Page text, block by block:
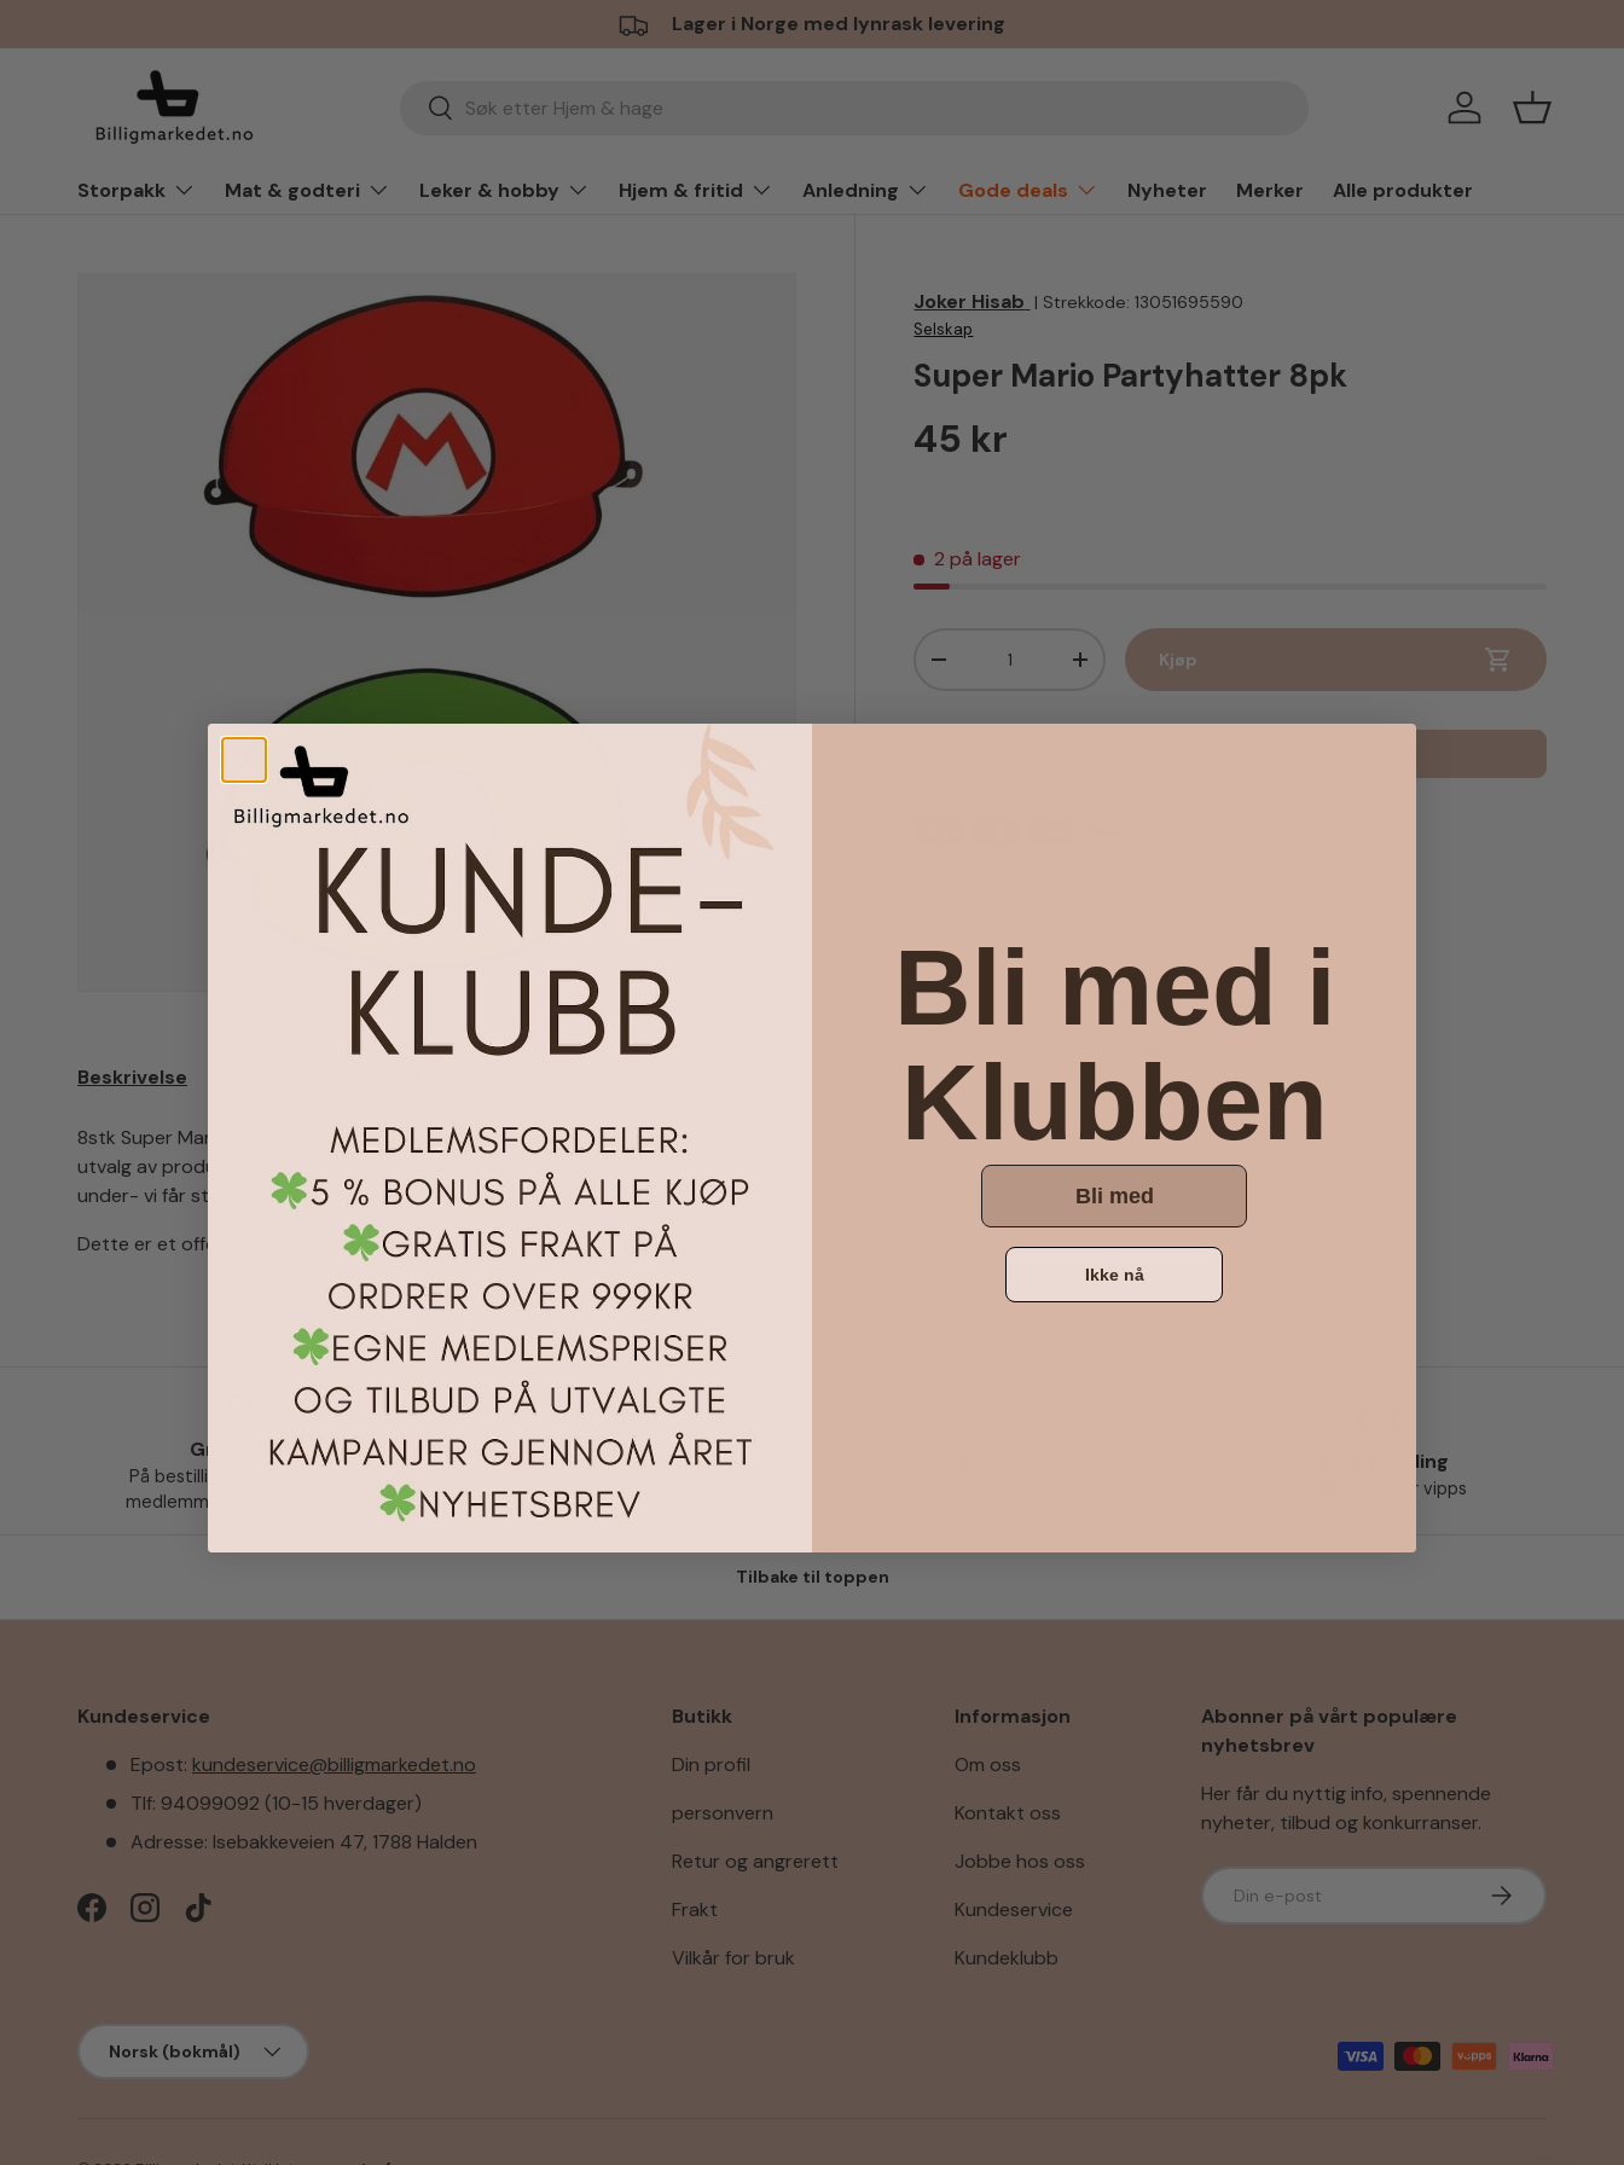
Hopp til innhold
Lager i Norge med lynrask levering
Søk Logg inn
Storpakk Mat & godteri Leker & hobby Hjem & fritid Anledning Gode deals Nyheter Merker Alle produkter
Joker Hisab | Strekkode: 13051695590
Selskap
Super Mario Partyhatter 8pk
Vanlig pris
45 kr
2 på lager
Senk antall
Øk antall Kjøp
Beskrivelse
8stk Super Mario og Luigi hatter i papp! Perfekt til temafest / bursdag - sjekk vårt
utvalg av produkter for en super borddekning og fest (se relaterte produkter
under- vi får stadig påfyll og nyheter).
Dette er et offesielt lisenseiert produkt.
Gratis frakt
På bestillinger over 999,- for
medlemmer av kundeklubben
Levering 1-3 uke dager
Alt på lager i Norger
Sikker betaling
med klarna eller vipps
Tilbake til toppen
Kundeservice
Epost: kundeservice@billigmarkedet.no
Tlf: 94099092 (10-15 hverdager)
Adresse: Isebakkeveien 47, 1788 Halden
FacebookInstagramTikTok
Butikk
Din profil
personvern
Retur og angrerett
Frakt
Vilkår for bruk
Informasjon
Om oss
Kontakt oss
Jobbe hos oss
Kundeservice
Kundeklubb
Abonner på vårt populære
nyhetsbrev
Her får du nyttig info, spennende
nyheter, tilbud og konkurranser.
E-post Abonner
Språk
Norsk (bokmål)
Bli med i
Klubben
Bli med
Ikke nå